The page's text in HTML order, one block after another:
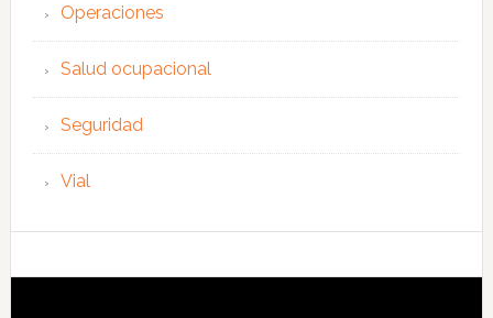
Operaciones
Salud ocupacional
Seguridad
Vial